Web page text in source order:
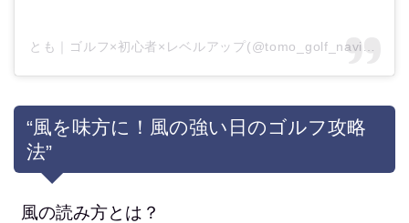
“風を味方に！風の強い日のゴルフ攻略
法”
風の読み方とは？